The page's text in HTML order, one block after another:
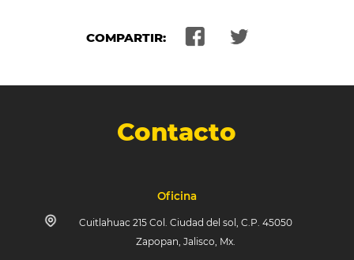
COMPARTIR:
Contacto
Oficina
Cuitlahuac 215 Col. Ciudad del sol, C.P. 45050
Zapopan, Jalisco, Mx.